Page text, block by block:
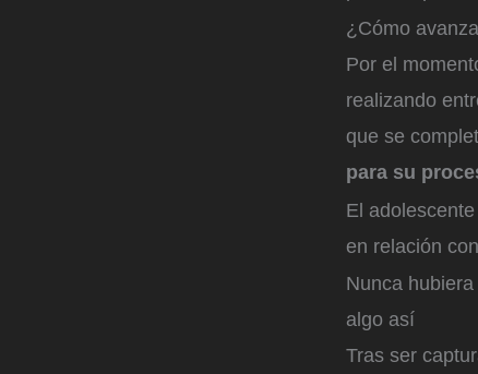
¿Cómo
Por el
realizando
que se
para su
El adolescente
en relación
Nunca
algo así
Tras ser